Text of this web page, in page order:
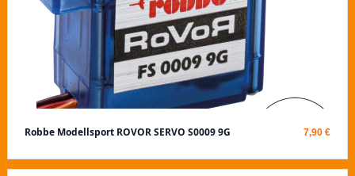
Robbe Modellsport ROVOR SERVO S0009 9G 7,90 €